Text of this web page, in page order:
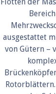
ausgestattet
von Gütern –
Rotorblättern.